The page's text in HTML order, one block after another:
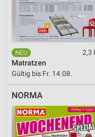
2,3
Matratzen
Gültig bis Fr. 14.08.
NORMA
Verwendung
Inhalten
IAB-Besonderheiten:
Verwendung genauer
Geräte anhand von
Nicht-IAB-
Notwendig